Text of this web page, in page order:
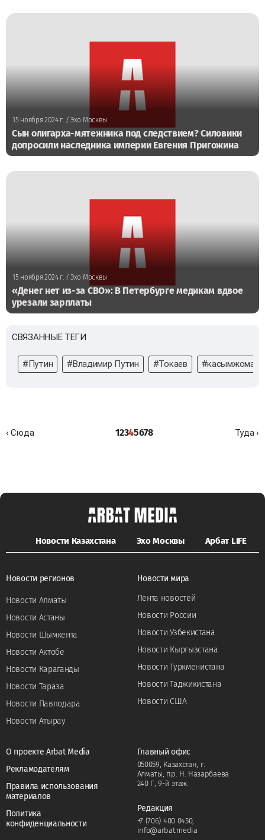
15 ноября 2024 г. / Эхо Москвы
Сын олигарха-мятежника под следствием? Силовики
допросили наследника империи Евгения Пригожина
15 ноября 2024 г./ Эхо Москвы
«Денег нет из-за СВО»: В Петербурге медикам вдвое
урезали зарплаты
СВЯЗАННЫЕ ТЕГИ
#Путин #Владимир Путин #Токаев #касымжомарт
‹ Сюда 12345678 Туда ›
Новости Казахстана Эхо Москвы Арбат LIFE
Новости регионов
Новости Алматы
Новости Астаны
Новости Шымкента
Новости Актобе
Новости Караганды
Новости Тараза
Новости Павлодара
Новости Атырау
Новости мира
Лента новостей
Новости России
Новости Узбекистана
Новости Кыргызстана
Новости Туркменистана
Новости Таджикистана
Новости США
О проекте Arbat Media
Рекламодателям
Правила использования
материалов
Политика
конфиденциальности
Главный офис
050059, Казахстан, г.
Алматы, пр. Н. Назарбаева
240 Г, 9-й этаж.
Редакция
+7 (706) 400 0450,
info@arbat.media